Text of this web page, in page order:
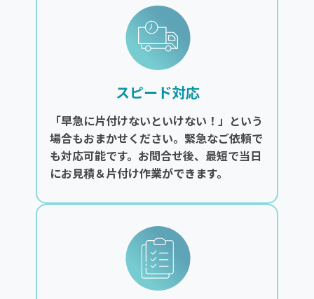
スピード対応
「早急に片付けないといけない！」という
場合もおまかせください。緊急なご依頼で
も対応可能です。お問合せ後、最短で当日
にお見積＆片付け作業ができます。